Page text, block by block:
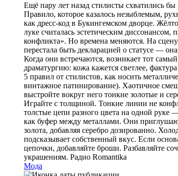
Ещё пару лет назад стилисты схватились
Правило, которое казалось незыблемым,
как дресс-код в Букингемском дворце.
луке считалась эстетическим
конфликта». Но времена меняются. На
перестала быть декларацией о статусе —
Когда они встречаются, возникает тот
драматургию: кожа кажется светлее,
5 правил от стилистов, как носить
винтажное патинирование). Хаотичное
выстройте вокруг него тонкие золотые и
Играйте с толщиной. Тонкие линии не
толстые цепи разного цвета на одной
как буфер между металлами. Они
золота, добавляя серебро дозированно.
подсказывает собственный вкус. Если
цепочки, добавляйте броши. Разбавляйте
украшениям. Радио Romantika
Мода